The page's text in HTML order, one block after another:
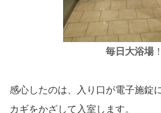
毎日大浴場 ！
感心したのは、入り口が電子施錠
カギをかざして入室します。